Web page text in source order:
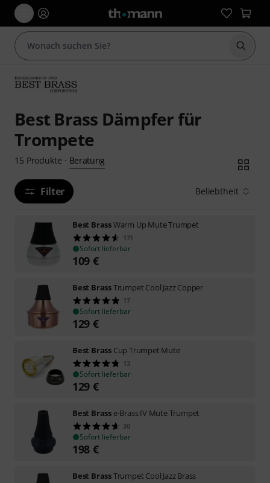
Suche
Best Brass Dämpfer für
Trompete
15 Produkte · Beratung
Filter Beliebtheit
Best BrassWarm Up Mute Trumpet
171
Sofort lieferbar
109 €
Best BrassTrumpet Cool Jazz Copper
17
Sofort lieferbar
129 €
Best Brass Cup Trumpet Mute
13
Sofort lieferbar
129 €
Best Brass e-Brass IV Mute Trumpet
30
Sofort lieferbar
198 €
Best BrassTrumpet Cool Jazz Brass